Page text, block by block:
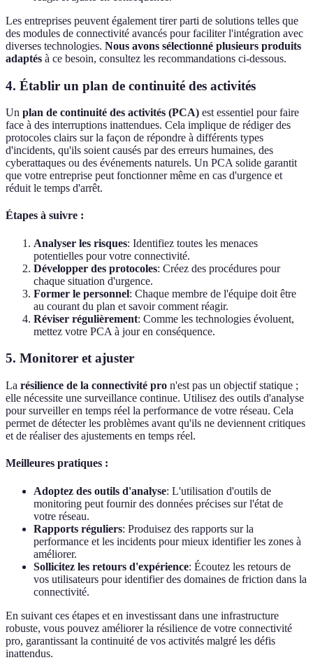
Les entreprises peuvent également tirer parti de solutions telles que
des modules de connectivité avancés pour faciliter l'intégration avec
diverses technologies. Nous avons sélectionné plusieurs produits
adaptés à ce besoin, consultez les recommandations ci-dessous.
4. Établir un plan de continuité des activités
Un plan de continuité des activités (PCA) est essentiel pour faire
face à des interruptions inattendues. Cela implique de rédiger des
protocoles clairs sur la façon de répondre à différents types
d'incidents, qu'ils soient causés par des erreurs humaines, des
cyberattaques ou des événements naturels. Un PCA solide garantit
que votre entreprise peut fonctionner même en cas d'urgence et
réduit le temps d'arrêt.
Étapes à suivre :
Analyser les risques: Identifiez toutes les menaces
potentielles pour votre connectivité.
Développer des protocoles: Créez des procédures pour
chaque situation d'urgence.
Former le personnel: Chaque membre de l'équipe doit être
au courant du plan et savoir comment réagir.
Réviser régulièrement: Comme les technologies évoluent,
mettez votre PCA à jour en conséquence.
5. Monitorer et ajuster
La résilience de la connectivité pro n'est pas un objectif statique ;
elle nécessite une surveillance continue. Utilisez des outils d'analyse
pour surveiller en temps réel la performance de votre réseau. Cela
permet de détecter les problèmes avant qu'ils ne deviennent critiques
et de réaliser des ajustements en temps réel.
Meilleures pratiques :
Adoptez des outils d'analyse: L'utilisation d'outils de
monitoring peut fournir des données précises sur l'état de
votre réseau.
Rapports réguliers: Produisez des rapports sur la
performance et les incidents pour mieux identifier les zones à
améliorer.
Sollicitez les retours d'expérience: Écoutez les retours de
vos utilisateurs pour identifier des domaines de friction dans la
connectivité.
En suivant ces étapes et en investissant dans une infrastructure
robuste, vous pouvez améliorer la résilience de votre connectivité
pro, garantissant la continuité de vos activités malgré les défis
inattendus.